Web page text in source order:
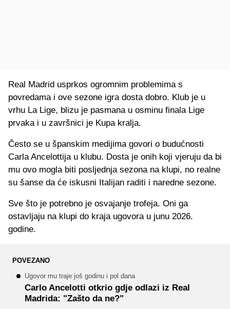
Real Madrid usprkos ogromnim problemima s
povredama i ove sezone igra dosta dobro. Klub je u
vrhu La Lige, blizu je pasmana u osminu finala Lige
prvaka i u završnici je Kupa kralja.
Često se u španskim medijima govori o budućnosti
Carla Ancelottija u klubu. Dosta je onih koji vjeruju da bi
mu ovo mogla biti posljednja sezona na klupi, no realne
su šanse da će iskusni Italijan raditi i naredne sezone.
Sve što je potrebno je osvajanje trofeja. Oni ga
ostavljaju na klupi do kraja ugovora u junu 2026.
godine.
POVEZANO
Ugovor mu traje još godinu i pol dana
Carlo Ancelotti otkrio gdje odlazi iz Real
Madrida: "Zašto da ne?"